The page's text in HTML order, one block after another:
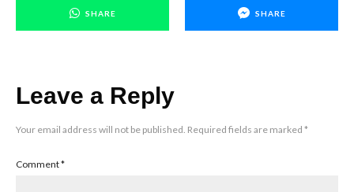
SHARE SHARE
Leave a Reply
Your email address will not be published. Required fields are marked *
Comment*